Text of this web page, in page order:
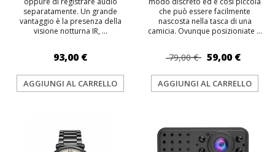
separatamente. Un grande
vantaggio è la presenza della
visione notturna IR, ...
93,00 €
AGGIUNGI AL CARRELLO
che può essere facilmente
nascosta nella tasca di una
camicia. Ovunque posizioniate ...
79,00 € 59,00 €
AGGIUNGI AL CARRELLO